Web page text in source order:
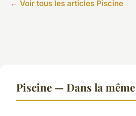
← Voir tous les articles Piscine
Piscine — Dans la